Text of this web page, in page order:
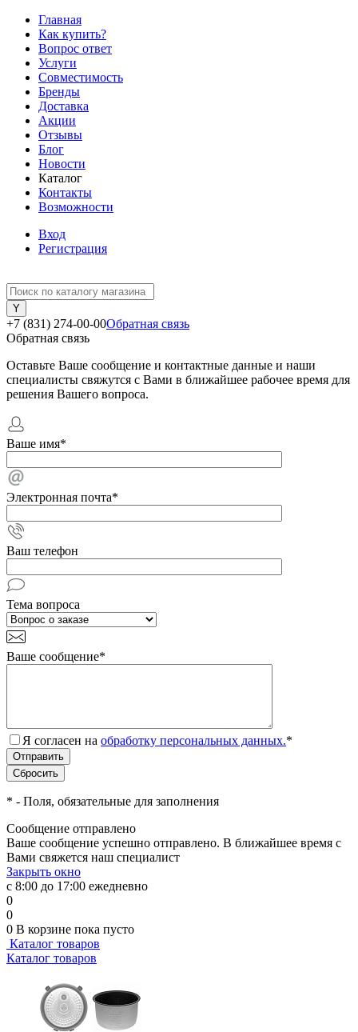
Главная
Как купить?
Вопрос ответ
Услуги
Совместимость
Бренды
Доставка
Акции
Отзывы
Блог
Новости
Каталог
Контакты
Возможности
Вход
Регистрация
+7 (831) 274-00-00Обратная связь
Обратная связь
Оставьте Ваше сообщение и контактные данные и наши
специалисты свяжутся с Вами в ближайшее рабочее время для
решения Вашего вопроса.
Ваше имя*
Электронная почта*
Ваш телефон
Тема вопроса
Ваше сообщение*
Я согласен на обработку персональных данных.*
* - Поля, обязательные для заполнения
Сообщение отправлено
Ваше сообщение успешно отправлено. В ближайшее время с
Вами свяжется наш специалист
Закрыть окно
с 8:00 до 17:00 ежедневно
0
0
0 В корзине пока пусто
Каталог товаров
Каталог товаров